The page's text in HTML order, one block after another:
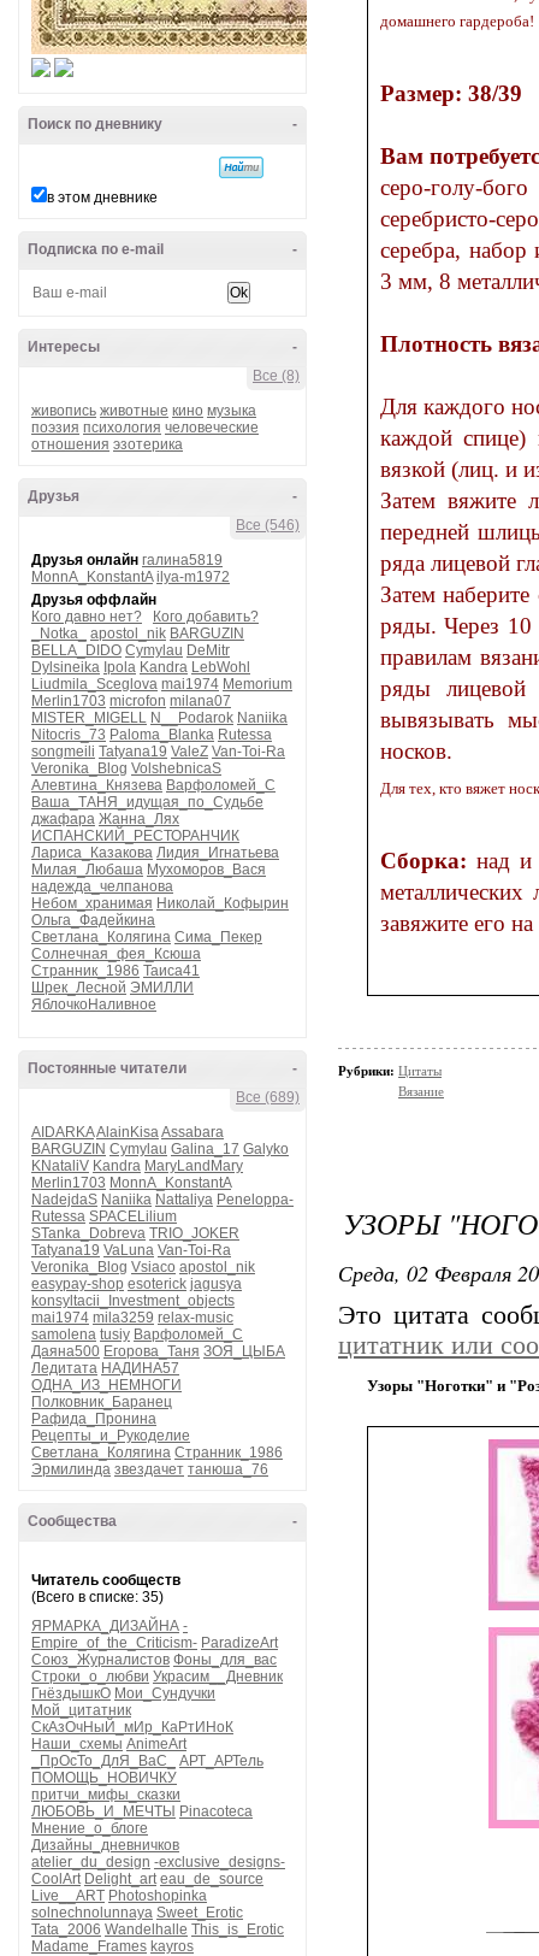
-
Поиск по дневнику
в этом дневнике
-
Подписка по e-mail
-
Интересы
Все (8)
живопись животные кино музыка
поэзия психология человеческие
отношения эзотерика
-
Друзья
Все (546)
Друзья онлайн галина5819
MonnA_KonstantA ilya-m1972
Друзья оффлайн
Кого давно нет?
Кого добавить?
_Notka_
apostol_nik BARGUZIN
BELLA_DIDO Cymylau DeMitr
Dylsineika Ipola Kandra LebWohl
Liudmila_Sceglova mai1974 Memorium
Merlin1703 microfon milana07
MISTER_MIGELL N__Podarok Naniika
Nitocris_73 Paloma_Blanka Rutessa
songmeili Tatyana19 ValeZ Van-Toi-Ra
Veronika_Blog VolshebnicaS
Алевтина_Князева Варфоломей_С
Ваша_ТАНЯ_идущая_по_Судьбе
джафара Жанна_Лях
ИСПАНСКИЙ_РЕСТОРАНЧИК
Лариса_Казакова Лидия_Игнатьева
Милая_Любаша Мухоморов_Вася
надежда_челпанова
Небом_хранимая Николай_Кофырин
Ольга_Фадейкина
Светлана_Колягина Сима_Пекер
Солнечная_фея_Ксюша
Странник_1986 Таиса41
Шрек_Лесной ЭМИЛЛИ
ЯблочкоНаливное
-
Постоянные читатели
Все (689)
AIDARKAAlainKisaAssabara
BARGUZIN Cymylau Galina_17 Galyko
KNataliV Kandra MaryLandMary
Merlin1703 MonnA_KonstantA
NadejdaS Naniika Nattaliya Peneloppa-
Rutessa SPACELilium
STanka_Dobreva TRIO_JOKER
Tatyana19 VaLuna Van-Toi-Ra
Veronika_Blog Vsiaco apostol_nik
easypay-shop esoterick jagusya
konsyltacii_Investment_objects
mai1974 mila3259 relax-music
samolena tusiy Варфоломей_С
Даяна500 Егорова_Таня ЗОЯ_ЦЫБА
Ледитата НАДИНА57
ОДНА_ИЗ_НЕМНОГИ
Полковник_Баранец
Рафида_Пронина
Рецепты_и_Рукоделие
Светлана_Колягина Странник_1986
Эрмилинда звездачет танюша_76
-
Сообщества
Читатель сообществ
(Всего в списке: 35)
ЯРМАРКА_ДИЗАЙНА -
Empire_of_the_Criticism- ParadizeArt
Союз_Журналистов Фоны_для_вас
Строки_о_любви Украсим__Дневник
ГнёздышкО Мои_Сундучки
Мой_цитатник
СкАзОчНыЙ_мИр_КаРтИНоК
Наши_схемы AnimeArt
_ПрОсТо_ДлЯ_ВаС_
АРТ_АРТель
ПОМОЩЬ_НОВИЧКУ
притчи_мифы_сказки
ЛЮБОВЬ_И_МЕЧТЫ Pinacoteca
Мнение_о_блоге
Дизайны_дневничков
atelier_du_design -exclusive_designs-
CoolArt Delight_art eau_de_source
Live__ART Photoshopinka
solnechnolunnaya Sweet_Erotic
Tata_2006 Wandelhalle This_is_Erotic
Madame_Frames kayros
домашнего гардероба!
Размер: 38/39
Вам
серо-голу-бого цвета, комплект из 5
серебристо-серого цвета - 2
серебра, набор инструментов
3 мм, 8
Плотность
Для каждого носка нитью в два сложения наберите 52 п. (= по 13 п. на
каждой спице) и свяжите для планки б круговых рядов платочной
Затем вяжите лицевой
передней шлицы петли
ряда лицевой
Затем наберите снова закрытые петли и
ряды. Через 10 см от планки начните вязать
правилам вязания носков. После пятки
ряды лицевой гладью.
вывязывать мысок
носков.
Для тех, кто вяжет
Сборка: над и
металлических люверсов, затем через отверстия проденьте шнурок и
Рубрики: Цитаты
Вязание
УЗОРЫ
Среда, 02 Февраля
Это цитата
цитатник или
Узоры "Ноготки" и